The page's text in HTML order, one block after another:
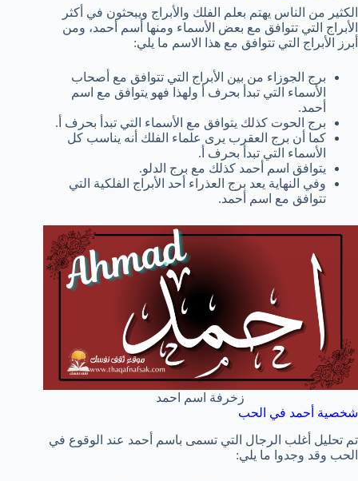
الكثير من الناس يهتم بعلم الفلك والأبراج ويبحثون في أكثر
الأبراج التي تتوافق مع بعض الأسماء ومنها أسم أحمد، ومن
أبرز الأبراج التي تتوافق مع هذا الاسم ما يلي:
برج الجوزاء من بين الأبراج التي تتوافق مع أصحاب
الأسماء التي تبدأ بحرف أ ولهذا فهو يتوافق مع اسم
أحمد.
برج الحوت كذلك يتوافق مع الأسماء التي تبدأ بحرف أ.
كما أن برج العقرب يرى علماء الفلك أنه يناسب كل
الأسماء التي تبدأ بحرف أ.
يتوافق اسم أحمد كذلك مع برج الدلو.
وفي النهاية يعد برج العذراء أحد الأبراج الفلكية التي
تتوافق مع اسم أحمد.
زخرفة اسم احمد
شخصية أحمد في الحب
تم تحليل أغلب الرجال التي تسمى باسم أحمد عند الوقوع في
الحب وقد وجدوا ما يلي: